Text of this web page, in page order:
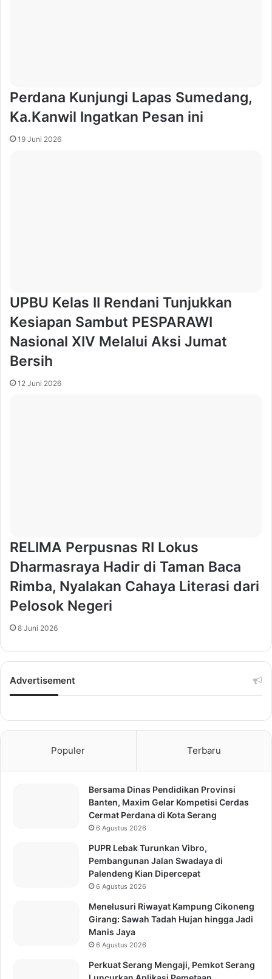
Perdana Kunjungi Lapas Sumedang,
Ka.Kanwil Ingatkan Pesan ini
19 Juni 2026
UPBU Kelas II Rendani Tunjukkan
Kesiapan Sambut PESPARAWI
Nasional XIV Melalui Aksi Jumat
Bersih
12 Juni 2026
RELIMA Perpusnas RI Lokus
Dharmasraya Hadir di Taman Baca
Rimba, Nyalakan Cahaya Literasi dari
Pelosok Negeri
8 Juni 2026
Advertisement
Populer Terbaru
Bersama Dinas Pendidikan Provinsi
Banten, Maxim Gelar Kompetisi Cerdas
Cermat Perdana di Kota Serang
6 Agustus 2026
PUPR Lebak Turunkan Vibro,
Pembangunan Jalan Swadaya di
Palendeng Kian Dipercepat
6 Agustus 2026
Menelusuri Riwayat Kampung Cikoneng
Girang: Sawah Tadah Hujan hingga Jadi
Manis Jaya
6 Agustus 2026
Perkuat Serang Mengaji, Pemkot Serang